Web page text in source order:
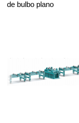
de bulbo plano